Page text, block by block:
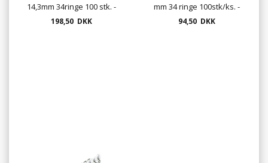
14,3mm 34ringe 100 stk. -
sort, hvid, rød, blå el. sølv
198,50 DKK
mm 34 ringe 100stk/ks. -
mange farver
94,50 DKK